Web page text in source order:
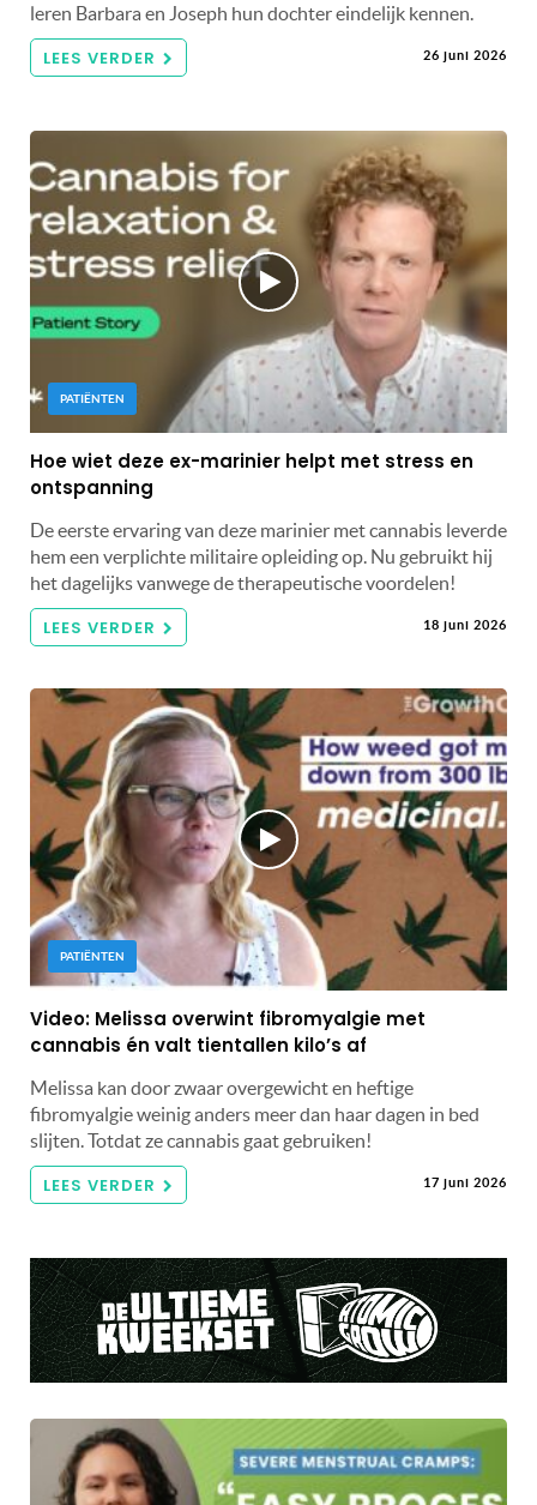
leren Barbara en Joseph hun dochter eindelijk kennen.
LEES VERDER 26 juni 2026
PATIËNTEN
Hoe wiet deze ex-marinier helpt met stress en
ontspanning
De eerste ervaring van deze marinier met cannabis leverde
hem een ​​verplichte militaire opleiding op. Nu gebruikt hij
het dagelijks vanwege de therapeutische voordelen!
LEES VERDER 18 juni 2026
PATIËNTEN
Video: Melissa overwint fibromyalgie met
cannabis én valt tientallen kilo’s af
Melissa kan door zwaar overgewicht en heftige
fibromyalgie weinig anders meer dan haar dagen in bed
slijten. Totdat ze cannabis gaat gebruiken!
LEES VERDER 17 juni 2026